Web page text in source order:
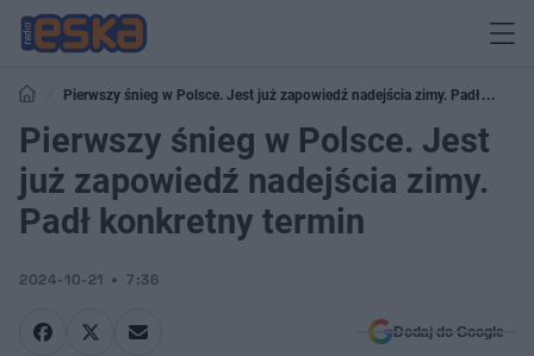
Pierwszy śnieg w Polsce. Jest już zapowiedź nadejścia zimy. Padł
konkretny termin
Pierwszy śnieg w Polsce. Jest
już zapowiedź nadejścia zimy.
Padł konkretny termin
2024-10-21 7:36
Dodaj do Google